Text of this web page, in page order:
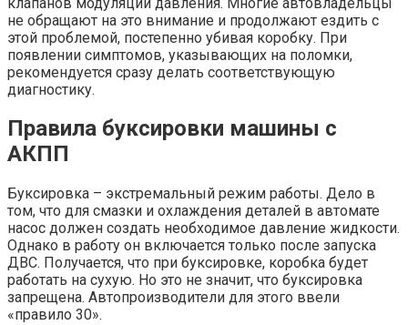
не обращают на это внимание и продолжают ездить с
этой проблемой, постепенно убивая коробку. При
появлении симптомов, указывающих на поломки,
рекомендуется сразу делать соответствующую
диагностику.
Правила буксировки машины с
АКПП
Буксировка – экстремальный режим работы. Дело в
том, что для смазки и охлаждения деталей в автомате
насос должен создать необходимое давление жидкости.
Однако в работу он включается только после запуска
ДВС. Получается, что при буксировке, коробка будет
работать на сухую. Но это не значит, что буксировка
запрещена. Автопроизводители для этого ввели
«правило 30».